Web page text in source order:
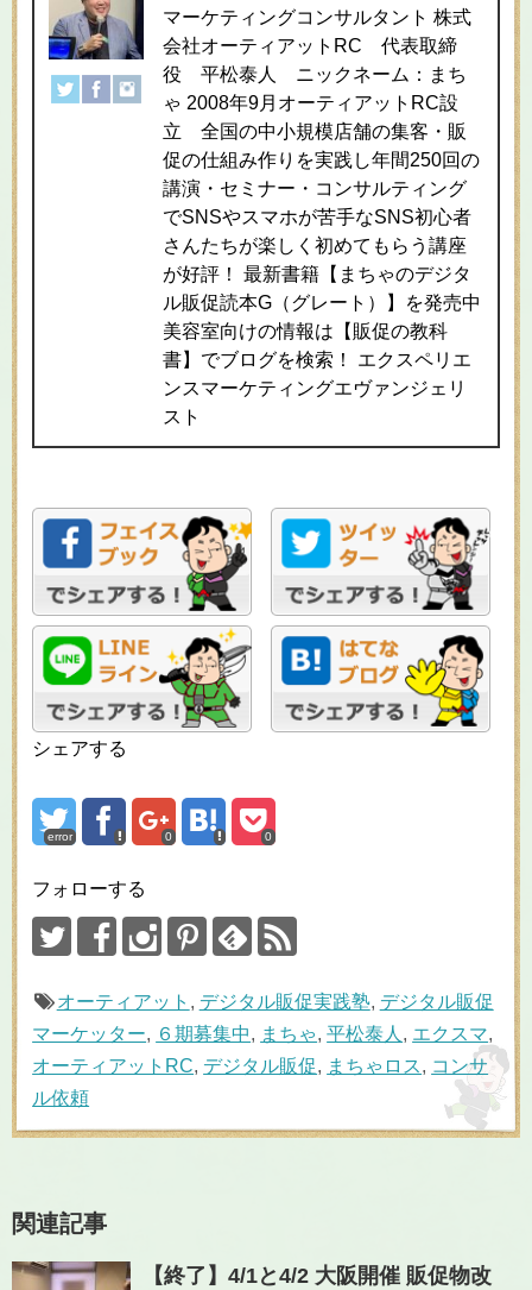
マーケティングコンサルタント 株式
会社オーティアットRC 代表取締
役 平松泰人 ニックネーム：まち
ゃ 2008年9月オーティアットRC設
立 全国の中小規模店舗の集客・販
促の仕組み作りを実践し年間250回の
講演・セミナー・コンサルティング
でSNSやスマホが苦手なSNS初心者
さんたちが楽しく初めてもらう講座
が好評！ 最新書籍【まちゃのデジタ
ル販促読本G（グレート）】を発売中
美容室向けの情報は【販促の教科
書】でブログを検索！ エクスペリエ
ンスマーケティングエヴァンジェリ
スト
シェアする
error 0 0
フォローする
オーティアット , デジタル販促実践塾, デジタル販促
マーケッター, ６期募集中, まちゃ,平松泰人 , エクスマ,
オーティアットRC, デジタル販促, まちゃロス, コンサ
ル依頼
関連記事
【終了】4/1と4/2 大阪開催 販促物改